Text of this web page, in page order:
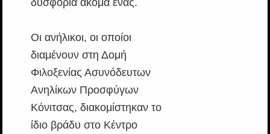
Οι ανήλικοι, οι οποίοι
διαμένουν στη Δομή
Φιλοξενίας Ασυνόδευτων
Ανηλίκων Προσφύγων
Κόνιτσας, διακομίστηκαν το
ίδιο βράδυ στο Κέντρο